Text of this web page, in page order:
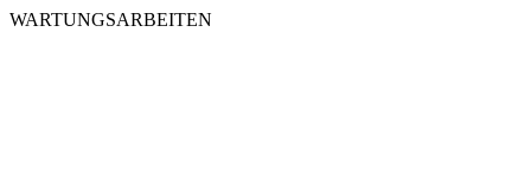
WARTUNGSARBEITEN